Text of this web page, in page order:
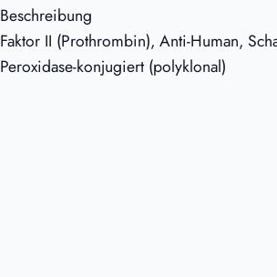
Beschreibung
Faktor II (Prothrombin), Anti-Human,
Peroxidase-konjugiert (polyklonal)